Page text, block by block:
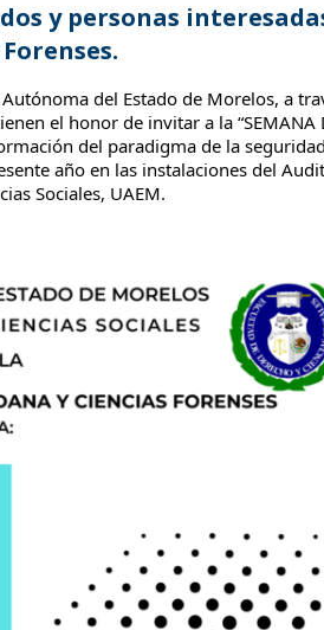
y personas
del Estado de Morelos, a
el honor de invitar a la “SEMANA
del paradigma de la
año en las instalaciones del
Sociales, UAEM.